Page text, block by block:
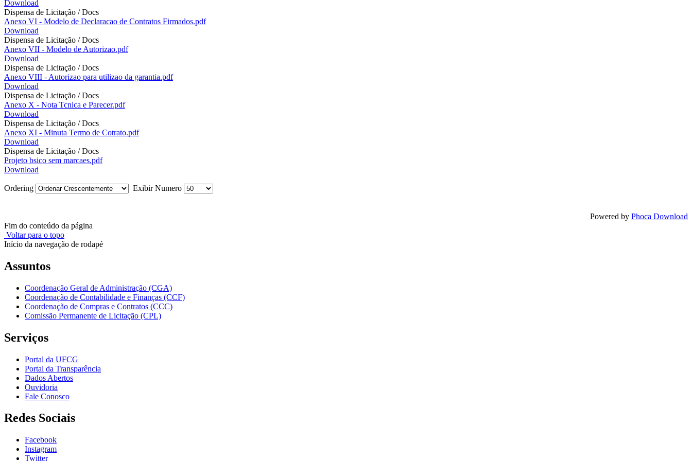
Download
Dispensa de Licitação / Docs
Anexo VI - Modelo de Declaracao de Contratos Firmados.pdf
Download
Dispensa de Licitação / Docs
Anexo VII - Modelo de Autorizao.pdf
Download
Dispensa de Licitação / Docs
Anexo VIII - Autorizao para utilizao da garantia.pdf
Download
Dispensa de Licitação / Docs
Anexo X - Nota Tcnica e Parecer.pdf
Download
Dispensa de Licitação / Docs
Anexo XI - Minuta Termo de Cotrato.pdf
Download
Dispensa de Licitação / Docs
Projeto bsico sem marcaes.pdf
Download
Ordering Exibir Numero
Powered by Phoca Download
Fim do conteúdo da página
Voltar para o topo
Início da navegação de rodapé
Assuntos
Coordenação Geral de Administração (CGA)
Coordenação de Contabilidade e Finanças (CCF)
Coordenação de Compras e Contratos (CCC)
Comissão Permanente de Licitação (CPL)
Serviços
Portal da UFCG
Portal da Transparência
Dados Abertos
Ouvidoria
Fale Conosco
Redes Sociais
Facebook
Instagram
Twitter